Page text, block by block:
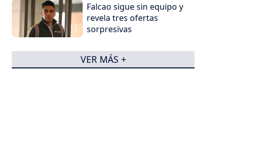
Falcao sigue sin equipo y
revela tres ofertas
sorpresivas
VER MÁS +